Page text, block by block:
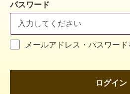
パスワード
メールアドレス・パスワー
ログイン